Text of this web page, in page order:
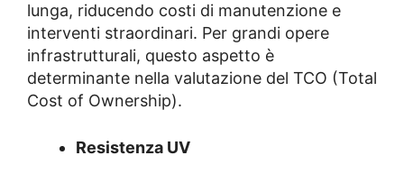
lunga, riducendo costi di manutenzione e
interventi straordinari. Per grandi opere
infrastrutturali, questo aspetto è
determinante nella valutazione del TCO (Total
Cost of Ownership).
Resistenza UV